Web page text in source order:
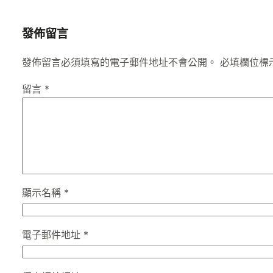
發佈留言
發佈留言必須填寫的電子郵件地址不會公開。 必填欄位
留言 *
顯示名稱 *
電子郵件地址 *